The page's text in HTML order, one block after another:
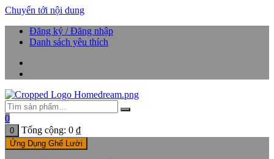
Chuyển tới nội dung
Đăng ký / Đăng nhập
Danh sách yêu thích
0
0 Tổng cộng: 0 ₫
Ứng Dụng Ghế Lười